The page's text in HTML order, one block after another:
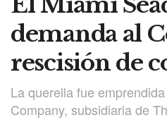
demanda al
rescisión de
La querella fue
Company, subsidiaria de